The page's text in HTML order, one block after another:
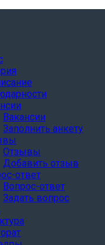
Вакансии
Заполнить анкету
Отзывы
Добавить отзыв
ответ
Вопрос-ответ
Задать вопрос